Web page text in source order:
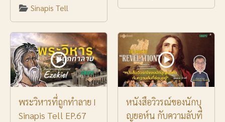
Sinapis Tell
พระวิหารที่ถูกทำลาย I
Sinapis Tell EP.67
หนังสือวิวรณ์ของนักบุ
ญยอห์น กับความลับที่